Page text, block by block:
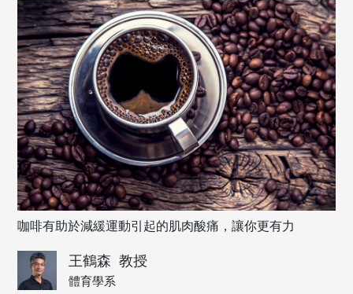
咖啡有助於減緩運動引起的肌肉酸痛，讓你更有力
王鶴森 教授
體育學系